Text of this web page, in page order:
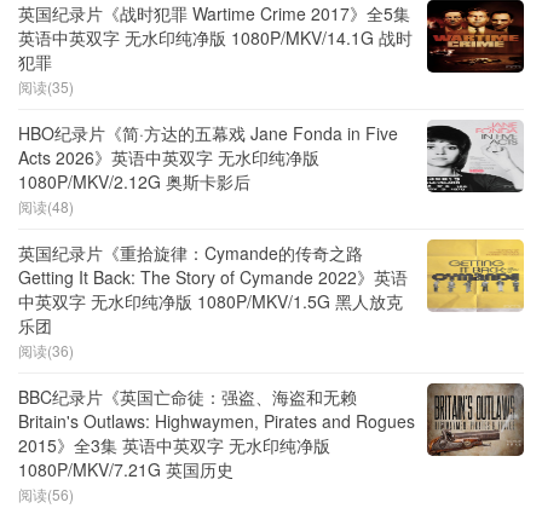
英国纪录片《战时犯罪 Wartime Crime 2017》全5集
英语中英双字 无水印纯净版 1080P/MKV/14.1G 战时
犯罪
阅读(35)
HBO纪录片《简·方达的五幕戏 Jane Fonda in Five
Acts 2026》英语中英双字 无水印纯净版
1080P/MKV/2.12G 奥斯卡影后
阅读(48)
英国纪录片《重拾旋律：Cymande的传奇之路
Getting It Back: The Story of Cymande 2022》英语
中英双字 无水印纯净版 1080P/MKV/1.5G 黑人放克
乐团
阅读(36)
BBC纪录片《英国亡命徒：强盗、海盗和无赖
Britain's Outlaws: Highwaymen, Pirates and Rogues
2015》全3集 英语中英双字 无水印纯净版
1080P/MKV/7.21G 英国历史
阅读(56)